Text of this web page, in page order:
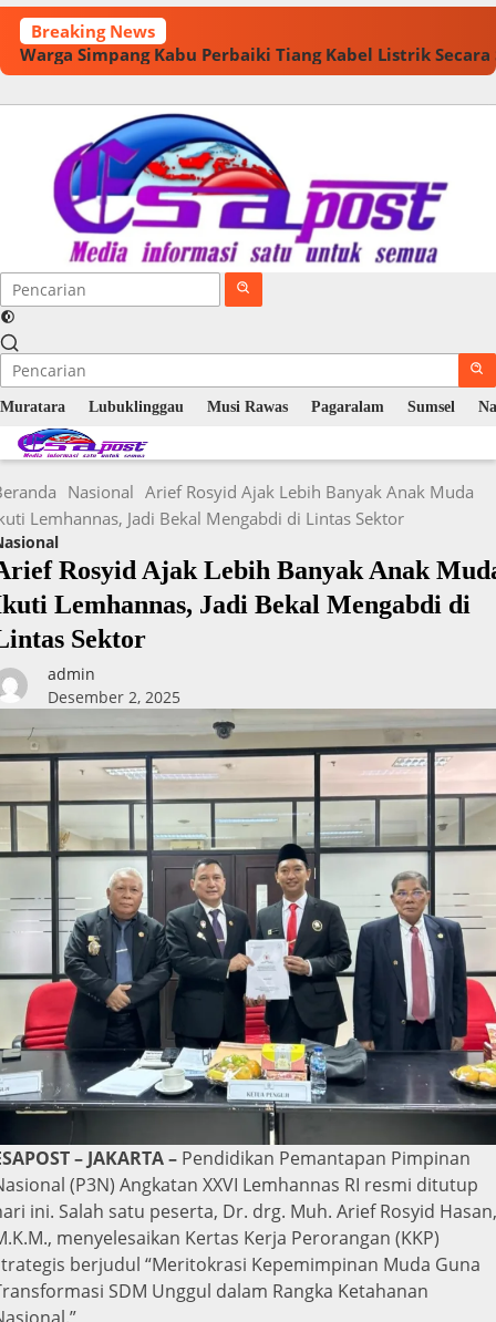
Langsung
konten
Breaking News
Warga Simpang Kabu Perbaiki Tiang Kabel Listrik
Muratara Lubuklinggau Musi Rawas Pagaralam Sumsel
Nasional Arief Rosyid Ajak Lebih Banyak Anak Muda
Lemhannas, Jadi Bekal Mengabdi di Lintas Sektor
Rosyid Ajak Lebih Banyak Anak
Lemhannas, Jadi Bekal Mengabdi di
Sektor
admin
Desember 2, 2025
– JAKARTA – Pendidikan Pemantapan Pimpinan
(P3N) Angkatan XXVI Lemhannas RI resmi ditutup
ini. Salah satu peserta, Dr. drg. Muh. Arief Rosyid Hasan,
menyelesaikan Kertas Kerja Perorangan (KKP)
berjudul “Meritokrasi Kepemimpinan Muda Guna
SDM Unggul dalam Rangka Ketahanan